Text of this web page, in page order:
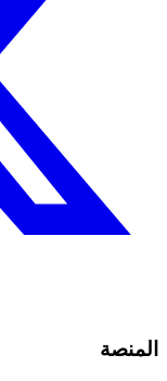
المنصة